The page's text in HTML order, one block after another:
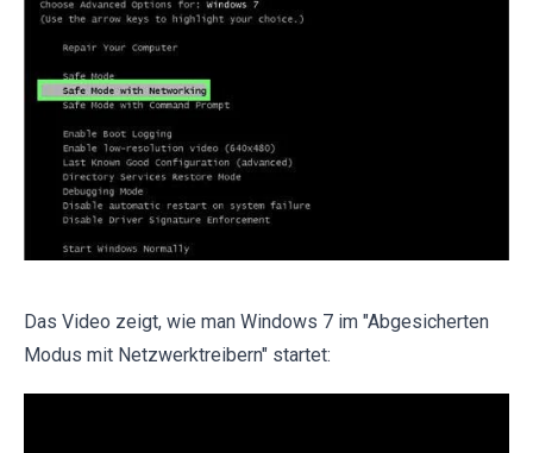
Das Video zeigt, wie man Windows 7 im "Abgesicherten
Modus mit Netzwerktreibern" startet: